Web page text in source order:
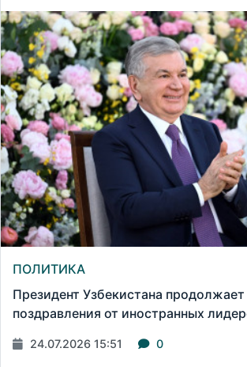
ПОЛИТИКА
Президент Узбекистана
поздравления от иностранных
24.07.2026 15:51 0